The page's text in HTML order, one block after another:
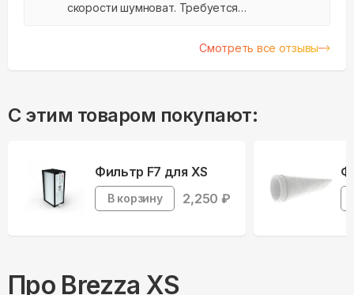
скорости шумноват. Требуется
не работает не дует. Бо...
Смотреть все отзывы
С этим товаром покупают:
Фильтр F7 для XS
В корзину 2,250 ₽
Про Brezza XS